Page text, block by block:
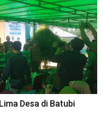
Desa di Batubi